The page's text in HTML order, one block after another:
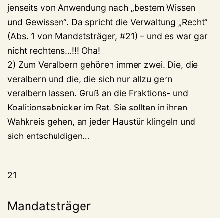
jenseits von Anwendung nach „bestem Wissen
und Gewissen“. Da spricht die Verwaltung „Recht“
(Abs. 1 von Mandatsträger, #21) – und es war gar
nicht rechtens…!!! Oha!
2) Zum Veralbern gehören immer zwei. Die, die
veralbern und die, die sich nur allzu gern
veralbern lassen. Gruß an die Fraktions- und
Koalitionsabnicker im Rat. Sie sollten in ihren
Wahkreis gehen, an jeder Haustür klingeln und
sich entschuldigen…
21
Mandatsträger